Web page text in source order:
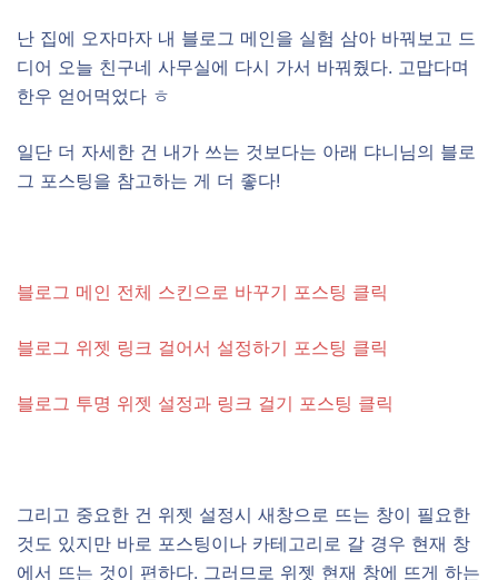
난 집에 오자마자 내 블로그 메인을 실험 삼아 바꿔보고 드
디어 오늘 친구네 사무실에 다시 가서 바꿔줬다. 고맙다며
한우 얻어먹었다 ㅎ
일단 더 자세한 건 내가 쓰는 것보다는 아래 댜니님의 블로
그 포스팅을 참고하는 게 더 좋다!
블로그 메인 전체 스킨으로 바꾸기 포스팅 클릭
블로그 위젯 링크 걸어서 설정하기 포스팅 클릭
블로그 투명 위젯 설정과 링크 걸기 포스팅 클릭
그리고 중요한 건 위젯 설정시 새창으로 뜨는 창이 필요한
것도 있지만 바로 포스팅이나 카테고리로 갈 경우 현재 창
에서 뜨는 것이 편하다. 그러므로 위젯 현재 창에 뜨게 하는